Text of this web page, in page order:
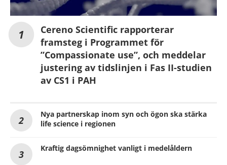
Cereno Scientific rapporterar
framsteg i Programmet för
”Compassionate use”, och meddelar
justering av tidslinjen i Fas II-studien
av CS1 i PAH
Nya partnerskap inom syn och ögon ska stärka
life science i regionen
Kraftig dagsömnighet vanligt i medelåldern